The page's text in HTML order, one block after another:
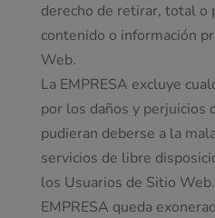
derecho de retirar, total o
contenido o información
Web.
La EMPRESA excluye
por los daños y perjuicios
pudieran deberse a la
servicios de libre
los Usuarios de Sitio
EMPRESA queda